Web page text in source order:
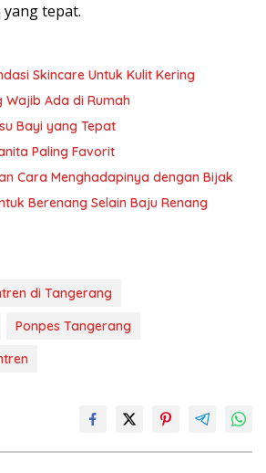
tepat.
Skincare Untuk Kulit Kering
Ada di Rumah
Bayi yang Tepat
Paling Favorit
Cara Menghadapinya dengan Bijak
Berenang Selain Baju Renang
di Tangerang
Ponpes Tangerang